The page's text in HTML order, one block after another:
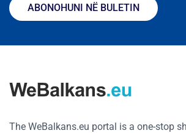
ABONOHUNI NË BULETIN
The WeBalkans.eu portal is a one-stop